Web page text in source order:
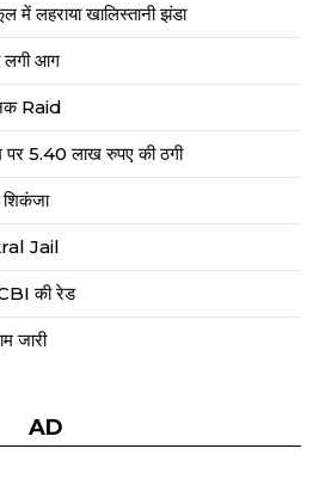
लहराया खालिस्तानी झंडा
लगी आग
Raid
पर 5.40 लाख रुपए की ठगी
Jail
की रेड
जारी
AD